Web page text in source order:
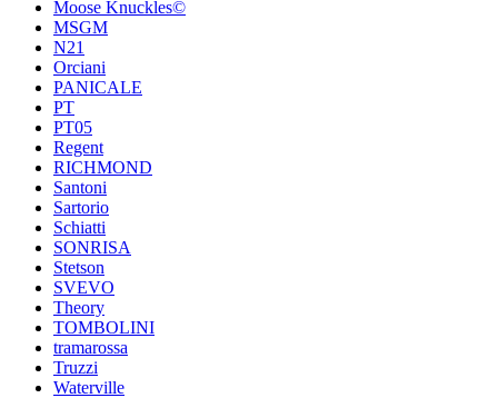
Moose Knuckles©️
MSGM
N21
Orciani
PANICALE
PT
PT05
Regent
RICHMOND
Santoni
Sartorio
Schiatti
SONRISA
Stetson
SVEVO
Theory
TOMBOLINI
tramarossa
Truzzi
Waterville